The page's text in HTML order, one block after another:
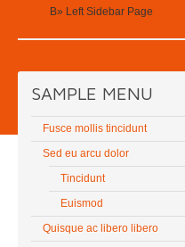
В» Left Sidebar Page
SAMPLE MENU
Fusce mollis tincidunt
Sed eu arcu dolor
Tincidunt
Euismod
Quisque ac libero libero